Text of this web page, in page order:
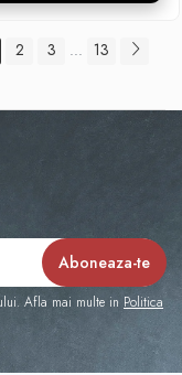
2 3 ... 13
Afla mai multe in Politica